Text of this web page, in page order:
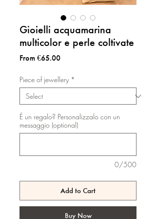
Gioielli acquamarina
multicolor e perle coltivate
From €65.00Sale
Piece of jewellery *
É un regalo? Personalizzalo con un
messaggio (optional)
0/500
Add to Cart
Buy Now